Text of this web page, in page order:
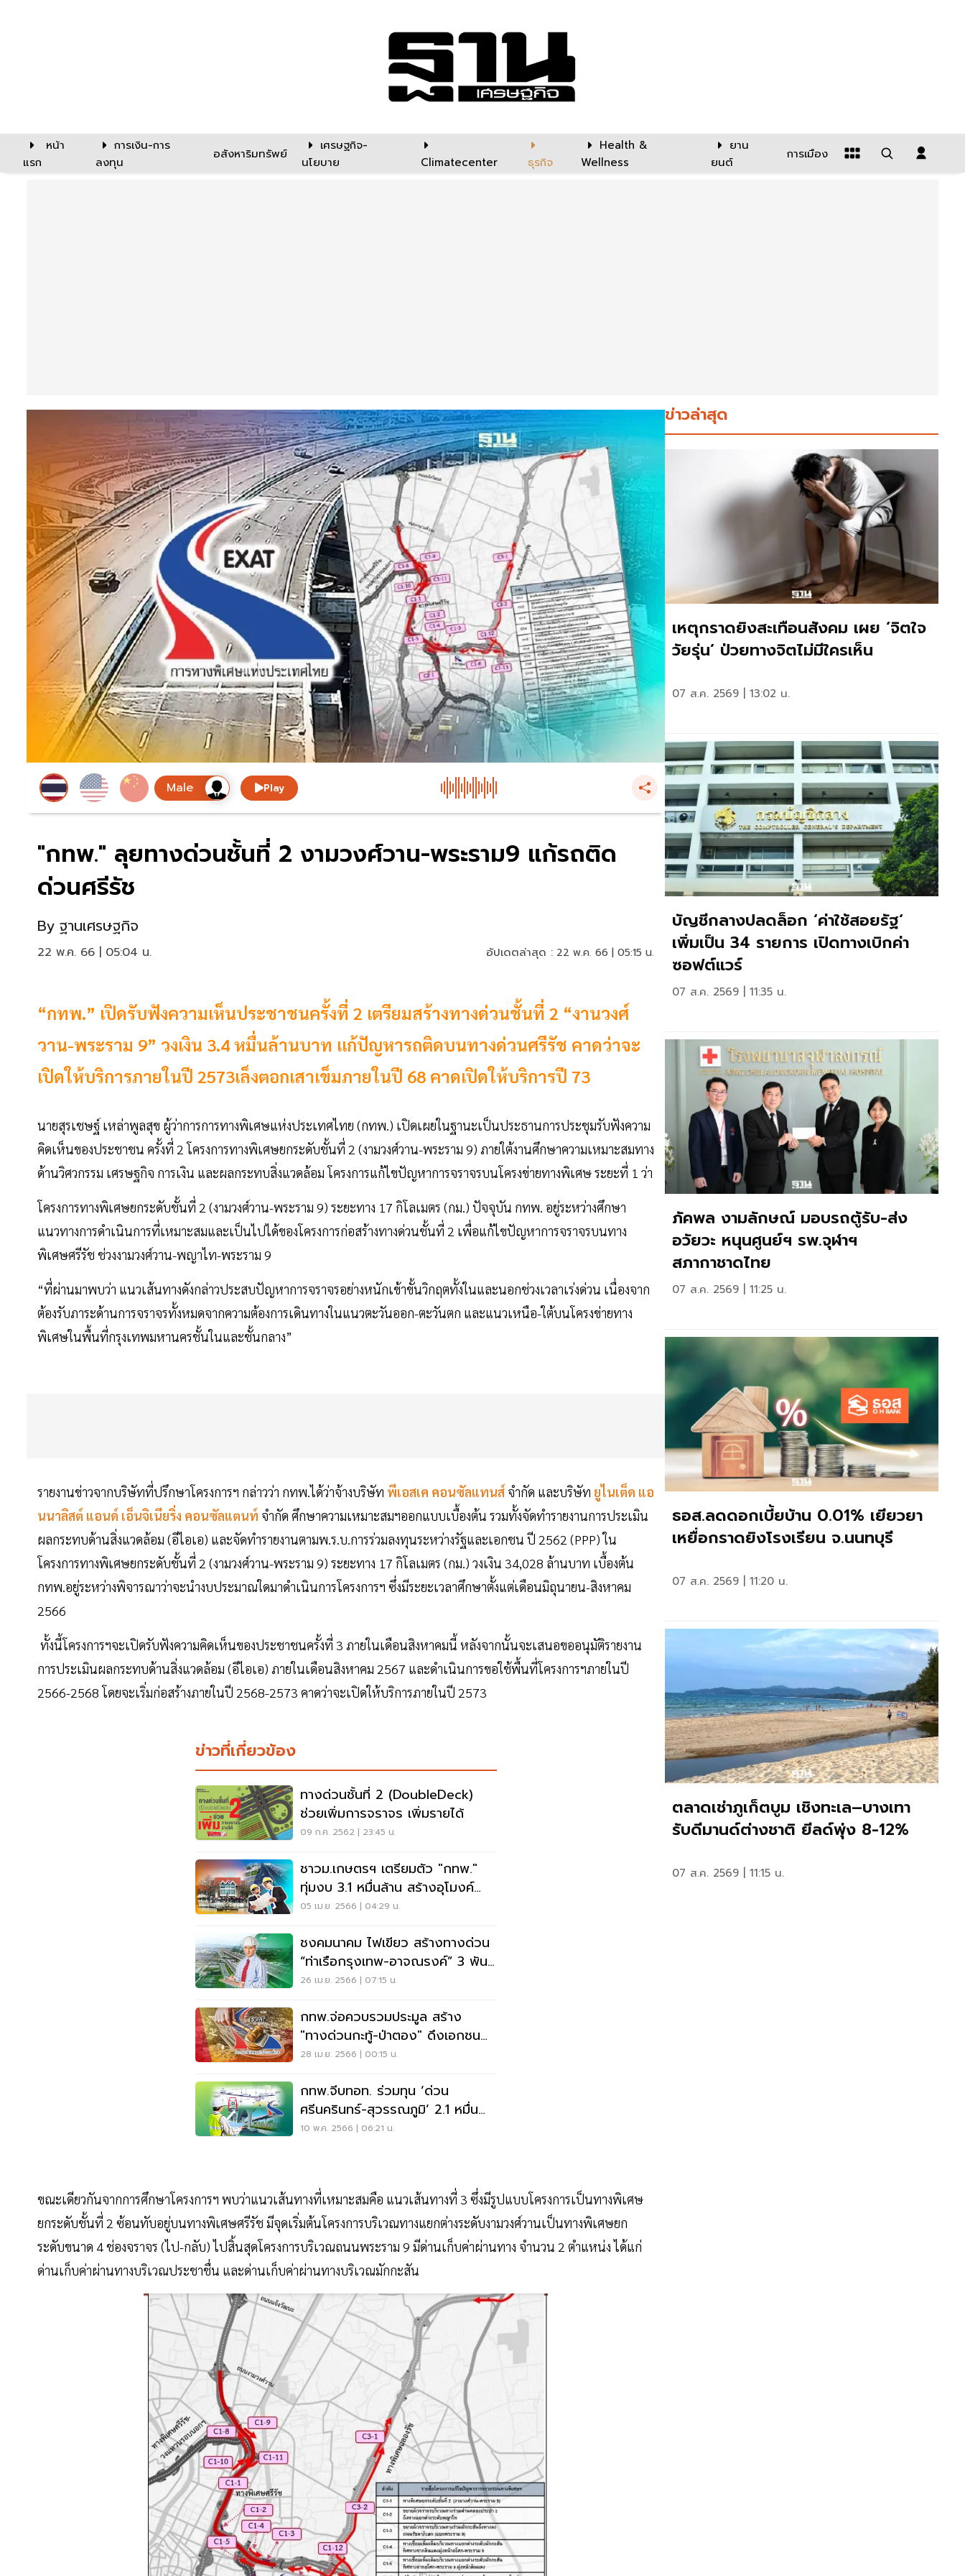
หน้า
แรก
การเงิน-การ
ลงทุน
อสังหาริมทรัพย์
เศรษฐกิจ-
นโยบาย
Climatecenter ธุรกิจ
Health &
Wellness
ยาน
ยนต์
การเมือง
Play
"กทพ." ลุยทางด่วนชั้นที่ 2 งามวงศ์วาน-พระราม9 แก้รถติด
ด่วนศรีรัช
By ฐานเศรษฐกิจ
22 พ.ค. 66 | 05:04 น. อัปเดตล่าสุด : 22 พ.ค. 66 | 05:15 น.
“กทพ.” เปิดรับฟังความเห็นประชาชนครั้งที่ 2 เตรียมสร้างทางด่วนชั้นที่ 2 “งานวงศ์
วาน-พระราม 9” วงเงิน 3.4 หมื่นล้านบาท แก้ปัญหารถติดบนทางด่วนศรีรัช คาดว่าจะ
เปิดให้บริการภายในปี 2573เล็งตอกเสาเข็มภายในปี 68 คาดเปิดให้บริการปี 73
นายสุรเชษฐ์ เหล่าพูลสุข ผู้ว่าการการทางพิเศษแห่งประเทศไทย (กทพ.) เปิดเผยในฐานะเป็นประธานการประชุมรับฟังความ
คิดเห็นของประชาชน ครั้งที่ 2 โครงการทางพิเศษยกระดับชั้นที่ 2 (งามวงศ์วาน-พระราม 9) ภายใต้งานศึกษาความเหมาะสมทาง
ด้านวิศวกรรม เศรษฐกิจ การเงิน และผลกระทบสิ่งแวดล้อม โครงการแก้ไขปัญหาการจราจรบนโครงข่ายทางพิเศษ ระยะที่ 1 ว่า
โครงการทางพิเศษยกระดับชั้นที่ 2 (งามวงศ์วาน-พระราม 9) ระยะทาง 17 กิโลเมตร (กม.) ปัจจุบัน กทพ. อยู่ระหว่างศึกษา
แนวทางการดำเนินการที่เหมาะสมและเป็นไปได้ของโครงการก่อสร้างทางด่วนชั้นที่ 2 เพื่อแก้ไขปัญหาการจราจรบนทาง
พิเศษศรีรัช ช่วงงามวงศ์วาน-พญาไท-พระราม 9
“ที่ผ่านมาพบว่า แนวเส้นทางดังกล่าวประสบปัญหาการจราจรอย่างหนักเข้าขั้นวิกฤตทั้งในและนอกช่วงเวลาเร่งด่วน เนื่องจาก
ต้องรับภาระด้านการจราจรทั้งหมดจากความต้องการเดินทางในแนวตะวันออก-ตะวันตก และแนวเหนือ-ใต้บนโครงข่ายทาง
พิเศษในพื้นที่กรุงเทพมหานครชั้นในและชั้นกลาง”
รายงานข่าวจากบริษัทที่ปรึกษาโครงการฯ กล่าวว่า กทพ.ได้ว่าจ้างบริษัท พีเอสเค คอนซัลแทนส์ จำกัด และบริษัท ยูไนเต็ด แอ
นนาลิสต์ แอนด์ เอ็นจิเนียริ่ง คอนซัลแตนท์ จำกัด ศึกษาความเหมาะสมฯออกแบบเบื้องต้น รวมทั้งจัดทำรายงานการประเมิน
ผลกระทบด้านสิ่งแวดล้อม (อีไอเอ) และจัดทำรายงานตามพ.ร.บ.การร่วมลงทุนระหว่างรัฐและเอกชน ปี 2562 (PPP) ใน
โครงการทางพิเศษยกระดับชั้นที่ 2 (งามวงศ์วาน-พระราม 9) ระยะทาง 17 กิโลเมตร (กม.) วงเงิน 34,028 ล้านบาท เบื้องต้น
กทพ.อยู่ระหว่างพิจารณาว่าจะนำงบประมาณใดมาดำเนินการโครงการฯ ซึ่งมีระยะเวลาศึกษาตั้งแต่เดือนมิถุนายน-สิงหาคม
2566
ทั้งนี้โครงการฯจะเปิดรับฟังความคิดเห็นของประชาชนครั้งที่ 3 ภายในเดือนสิงหาคมนี้ หลังจากนั้นจะเสนอขออนุมัติรายงาน
การประเมินผลกระทบด้านสิ่งแวดล้อม (อีไอเอ) ภายในเดือนสิงหาคม 2567 และดำเนินการขอใช้พื้นที่โครงการฯภายในปี
2566-2568 โดยจะเริ่มก่อสร้างภายในปี 2568-2573 คาดว่าจะเปิดให้บริการภายในปี 2573
ข่าวที่เกี่ยวข้อง
ทางด่วนชั้นที่ 2 (DoubleDeck)
ช่วยเพิ่มการจราจร เพิ่มรายได้
09 ก.ค. 2562 | 23:45 น.
ชาวม.เกษตรฯ เตรียมตัว "กทพ."
ทุ่มงบ 3.1 หมื่นล้าน สร้างอุโมงค์
ทางด่วนขั้น 3
05 เม.ย. 2566 | 04:29 น.
ชงคมนาคม ไฟเขียว สร้างทางด่วน
“ท่าเรือกรุงเทพ-อาจณรงค์” 3 พัน
ล้าน
26 เม.ย. 2566 | 07:15 น.
กทพ.จ่อควบรวมประมูล สร้าง
"ทางด่วนกะทู้-ป่าตอง" ดึงเอกชน
ร่วมทุน
28 เม.ย. 2566 | 00:15 น.
กทพ.จีบทอท. ร่วมทุน ‘ด่วน
ศรีนครินทร์-สุวรรณภูมิ’ 2.1 หมื่น
ล้าน
10 พ.ค. 2566 | 06:21 น.
ขณะเดียวกันจากการศึกษาโครงการฯ พบว่าแนวเส้นทางที่เหมาะสมคือ แนวเส้นทางที่ 3 ซึ่งมีรูปแบบโครงการเป็นทางพิเศษ
ยกระดับชั้นที่ 2 ซ้อนทับอยู่บนทางพิเศษศรีรัช มีจุดเริ่มต้นโครงการบริเวณทางแยกต่างระดับงามวงศ์วานเป็นทางพิเศษยก
ระดับขนาด 4 ช่องจราจร (ไป-กลับ) ไปสิ้นสุดโครงการบริเวณถนนพระราม 9 มีด่านเก็บค่าผ่านทาง จำนวน 2 ตำแหน่ง ได้แก่
ด่านเก็บค่าผ่านทางบริเวณประชาชื่น และด่านเก็บค่าผ่านทางบริเวณมักกะสัน
ข่าวล่าสุด
เหตุกราดยิงสะเทือนสังคม เผย ‘จิตใจ
วัยรุ่น’ ป่วยทางจิตไม่มีใครเห็น
07 ส.ค. 2569 | 13:02 น.
บัญชีกลางปลดล็อก ‘ค่าใช้สอยรัฐ‘
เพิ่มเป็น 34 รายการ เปิดทางเบิกค่า
ซอฟต์แวร์
07 ส.ค. 2569 | 11:35 น.
ภัคพล งามลักษณ์ มอบรถตู้รับ-ส่ง
อวัยวะ หนุนศูนย์ฯ รพ.จุฬาฯ
สภากาชาดไทย
07 ส.ค. 2569 | 11:25 น.
ธอส.ลดดอกเบี้ยบ้าน 0.01% เยียวยา
เหยื่อกราดยิงโรงเรียน จ.นนทบุรี
07 ส.ค. 2569 | 11:20 น.
ตลาดเช่าภูเก็ตบูม เชิงทะเล–บางเทา
รับดีมานด์ต่างชาติ ยีลด์พุ่ง 8-12%
07 ส.ค. 2569 | 11:15 น.